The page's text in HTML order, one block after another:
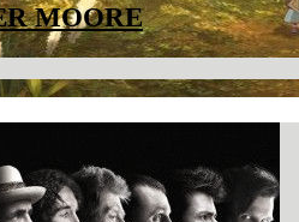
MOORE